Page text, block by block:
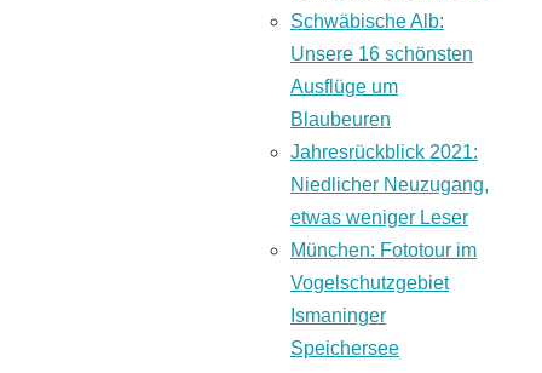
Schwäbische Alb:
Unsere 16 schönsten
Ausflüge um
Blaubeuren
Jahresrückblick 2021:
Niedlicher Neuzugang,
etwas weniger Leser
München: Fototour im
Vogelschutzgebiet
Ismaninger
Speichersee